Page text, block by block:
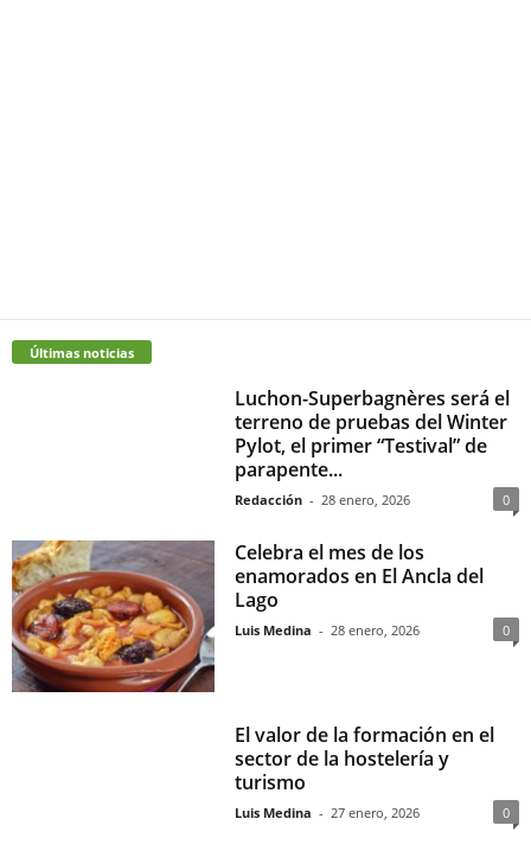
Últimas noticias
Luchon-Superbagnères será el
terreno de pruebas del Winter
Pylot, el primer “Testival” de
parapente...
Redacción - 28 enero, 2026 0
Celebra el mes de los
enamorados en El Ancla del
Lago
Luis Medina - 28 enero, 2026 0
El valor de la formación en el
sector de la hostelería y
turismo
Luis Medina - 27 enero, 2026 0